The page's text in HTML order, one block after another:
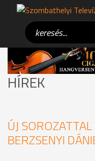
HÍREK
ÚJ
BERZSENYI